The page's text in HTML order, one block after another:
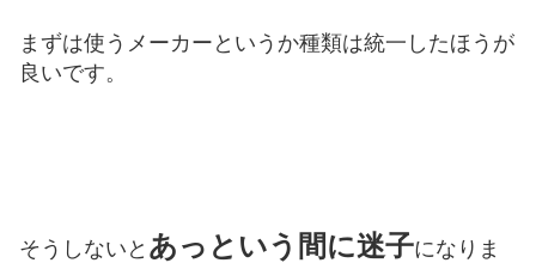
まずは使うメーカーというか種類は統一したほうが
良いです。
そうしないと あっという間に迷子になりま